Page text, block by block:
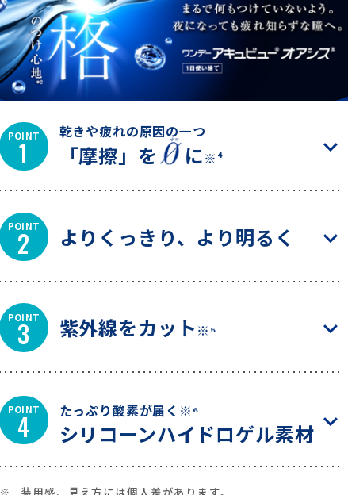
POINT
1
乾きや疲れの原因の一つ
「摩擦」を に※⁴
POINT
2 よりくっきり、より明るく
POINT
3 紫外線をカット ※⁵
POINT
4 たっぷり酸素が届く※⁶
シリコーンハイドロゲル素材
※
装用感、見え方には個人差があります。